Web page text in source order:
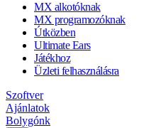
MX alkotóknak
MX programozóknak
Útközben
Ultimate Ears
Játékhoz
Üzleti felhasználásra
Szoftver
Ajánlatok
Bolygónk